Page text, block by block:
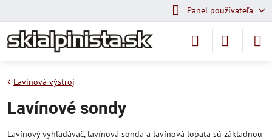
Panel používateľa
Lavínová výstroj
Lavínové sondy
Lavínový vyhľadávač, lavínová sonda a lavínová lopata sú základnou